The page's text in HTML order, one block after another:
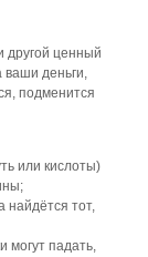
другой ценный
деньги,
подменится
или кислоты)
найдётся тот,
могут падать,